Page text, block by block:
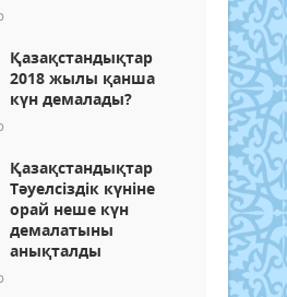
Қазақстандықтар
2018 жылы қанша
күн демалады?
Қазақстандықтар
Тәуелсіздік күніне
орай неше күн
демалатыны
анықталды